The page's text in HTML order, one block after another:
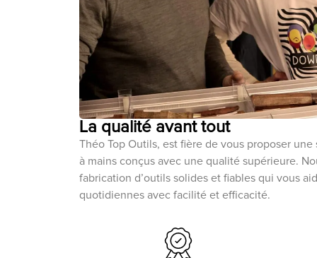
La qualité avant tout
Théo Top Outils, est fière de vous proposer
à mains conçus avec une qualité supérieure.
fabrication d’outils solides et fiables qui vous
quotidiennes avec facilité et efficacité.